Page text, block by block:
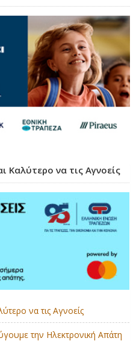
Καλύτερο να τις Αγνοείς
να τις Αγνοείς
την Ηλεκτρονική Απάτη